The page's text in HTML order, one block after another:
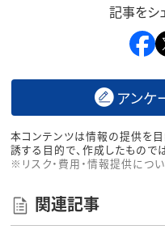
記事をシ
アンケ
本コンテンツは情報の提供を
誘する目的で、作成したもので
※リスク・費用・情報提供につ
関連記事